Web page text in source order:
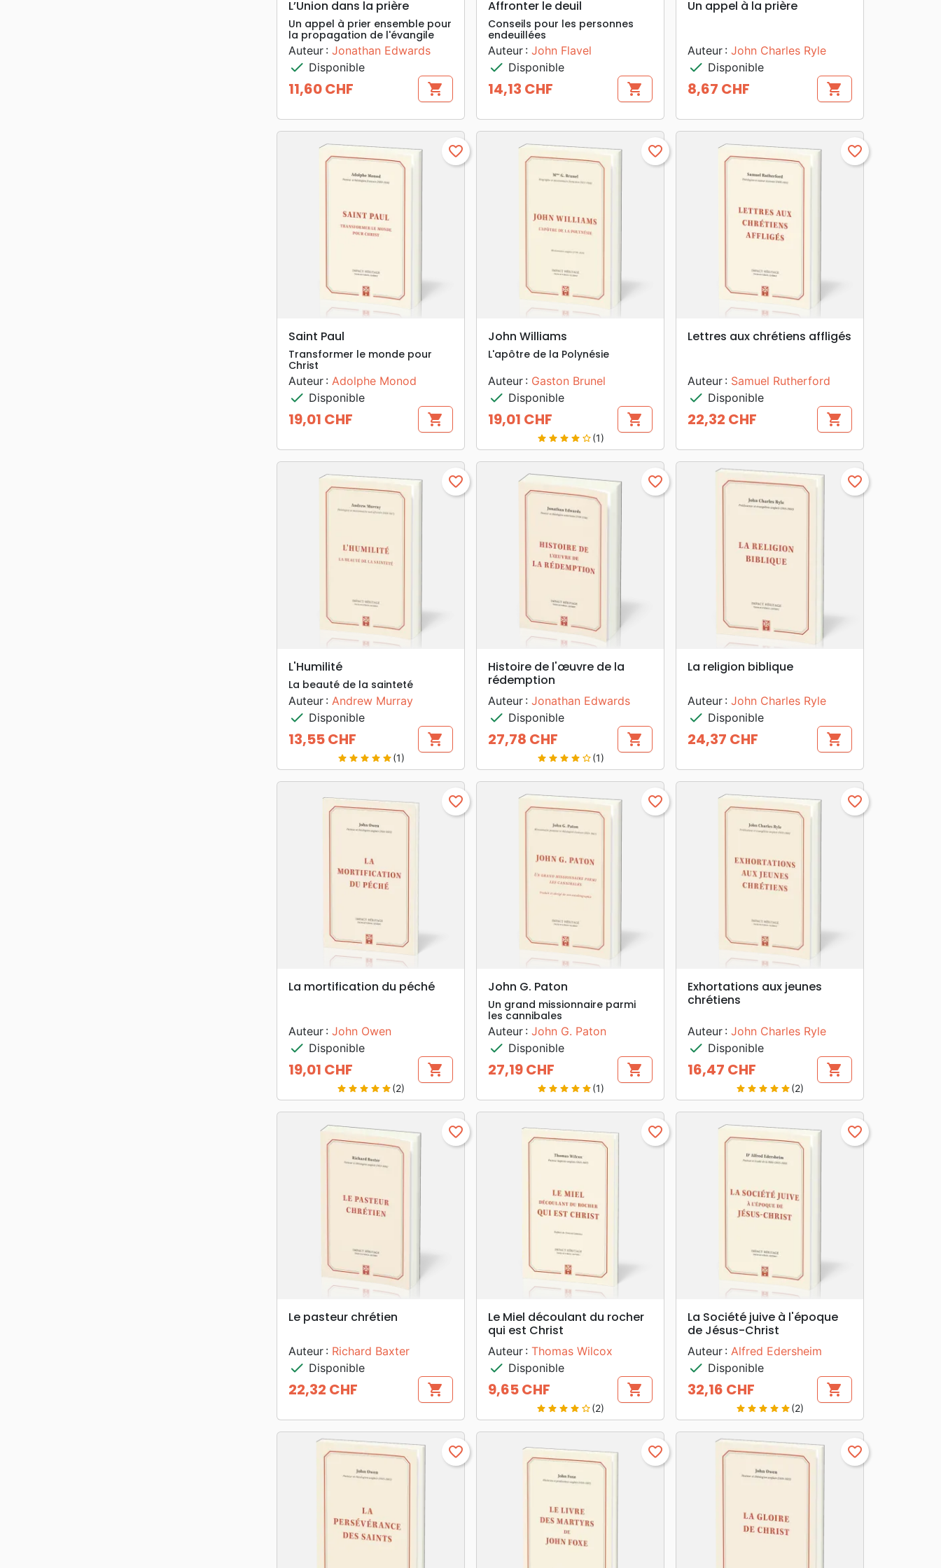
L’Union dans la prière
Un appel à prier ensemble pour
la propagation de l'évangile
Auteur : Jonathan Edwards
check Disponible
Prix
11,60 CHF shopping_cart
Affronter le deuil
Conseils pour les personnes
endeuillées
Auteur : John Flavel
check Disponible
Prix
14,13 CHF shopping_cart
Un appel à la prière
Auteur : John Charles Ryle
check Disponible
Prix
8,67 CHF shopping_cart
search APERÇU RAPIDE
favorite_border
Saint Paul
Transformer le monde pour
Christ
Auteur : Adolphe Monod
check Disponible
Prix
19,01 CHF shopping_cart
searchAPERÇU RAPIDE
favorite_border
John Williams
L'apôtre de la Polynésie
Auteur : Gaston Brunel
check Disponible
Prix
19,01 CHF shopping_cart
star star star star star_border(1)
APERÇU RAPIDE
favorite_border
Lettres aux chrétiens affligés
Auteur : Samuel Rutherford
check Disponible
Prix
22,32 CHF shopping_cart
searchAPERÇU RAPIDE
favorite_border
L'Humilité
La beauté de la sainteté
Auteur : Andrew Murray
check Disponible
Prix
13,55 CHF shopping_cart
star star star star star(1)
search APERÇU RAPIDE
favorite_border
Histoire de l'œuvre de la
rédemption
Auteur : Jonathan Edwards
check Disponible
Prix
27,78 CHF shopping_cart
star star star star star_border(1)
search APERÇU RAPIDE
favorite_border
La religion biblique
Auteur : John Charles Ryle
check Disponible
Prix
24,37 CHF shopping_cart
searchAPERÇU RAPIDE
favorite_border
La mortification du péché
Auteur : John Owen
check Disponible
Prix
19,01 CHF shopping_cart
star star star star star(2)
search APERÇU RAPIDE
favorite_border
John G. Paton
Un grand missionnaire parmi
les cannibales
Auteur : John G. Paton
check Disponible
Prix
27,19 CHF shopping_cart
star star star star star(1)
searchAPERÇU RAPIDE
favorite_border
Exhortations aux jeunes
chrétiens
Auteur : John Charles Ryle
check Disponible
Prix
16,47 CHF shopping_cart
star star star star star(2)
search APERÇU RAPIDE
favorite_border
Le pasteur chrétien
Auteur : Richard Baxter
check Disponible
Prix
22,32 CHF shopping_cart
search APERÇU RAPIDE
favorite_border
Le Miel découlant du rocher
qui est Christ
Auteur : Thomas Wilcox
check Disponible
Prix
9,65 CHF shopping_cart
star star star star star_border(2)
searchAPERÇU RAPIDE
favorite_border
La Société juive à l'époque
de Jésus-Christ
Auteur : Alfred Edersheim
check Disponible
Prix
32,16 CHF shopping_cart
star star star star star(2)
favorite_border favorite_border favorite_border